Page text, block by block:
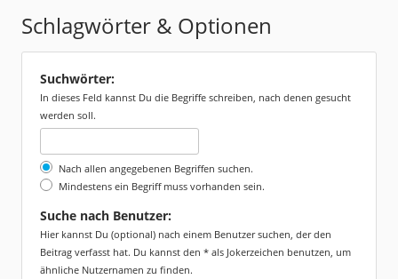
Schlagwörter & Optionen
Suchwörter:
In dieses Feld kannst Du die Begriffe schreiben, nach denen gesucht
werden soll.
Nach allen angegebenen Begriffen suchen.
Mindestens ein Begriff muss vorhanden sein.
Suche nach Benutzer:
Hier kannst Du (optional) nach einem Benutzer suchen, der den
Beitrag verfasst hat. Du kannst den * als Jokerzeichen benutzen, um
ähnliche Nutzernamen zu finden.